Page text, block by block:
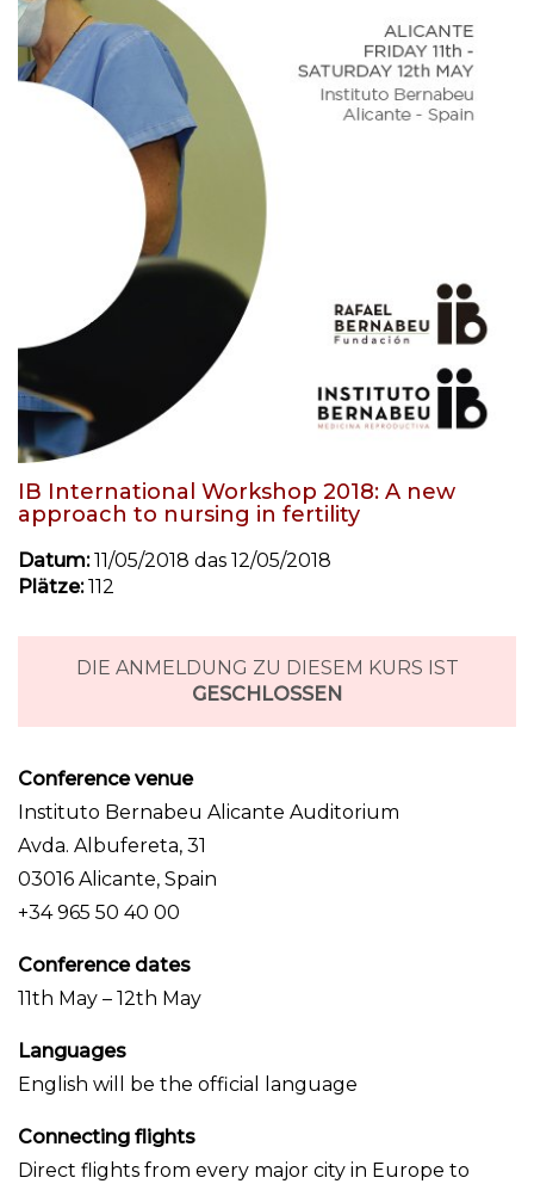
IB International Workshop 2018: A new
approach to nursing in fertility
Datum:11/05/2018 das 12/05/2018
Plätze:112
DIE ANMELDUNG ZU DIESEM KURS IST
GESCHLOSSEN
Conference venue
Instituto Bernabeu Alicante Auditorium
Avda. Albufereta, 31
03016 Alicante, Spain
+34 965 50 40 00
Conference dates
11th May – 12th May
Languages
English will be the official language
Connecting flights
Direct flights from every major city in Europe to